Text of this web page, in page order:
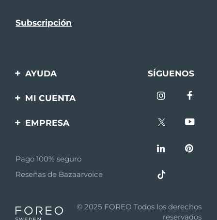
AYUDA
Contáctanos
batería
SÍGUENOS
MI CUENTA
Registro de productos
EMPRESA
Afiliados
Noticias de afiliados
Descuento para jóvenes
Pago 100% seguro
Reseñas de Bazaarvoice
© 2025 FOREO Todos los derechos
reservados